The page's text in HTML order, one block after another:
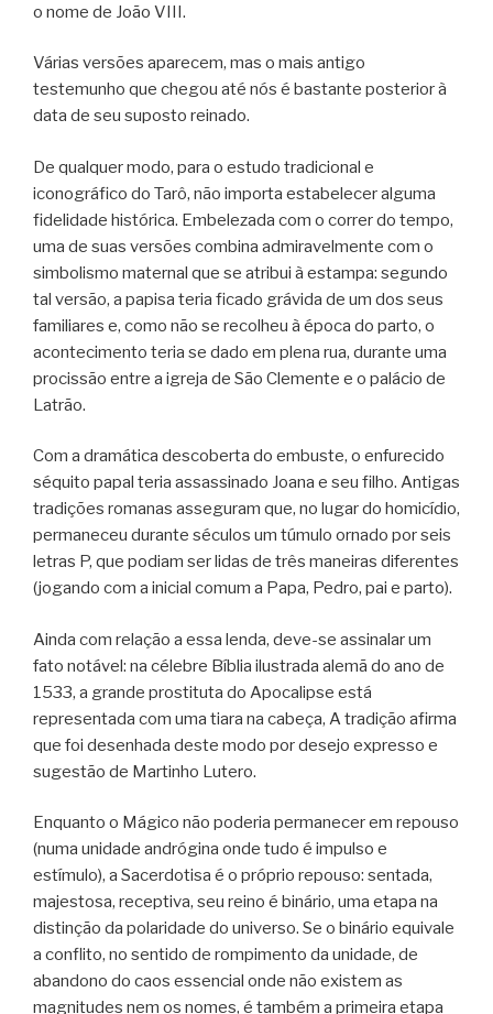
o nome de João VIII.
Várias versões aparecem, mas o mais antigo
testemunho que chegou até nós é bastante posterior à
data de seu suposto reinado.
De qualquer modo, para o estudo tradicional e
iconográfico do Tarô, não importa estabelecer alguma
fidelidade histórica. Embelezada com o correr do tempo,
uma de suas versões combina admiravelmente com o
simbolismo maternal que se atribui à estampa: segundo
tal versão, a papisa teria ficado grávida de um dos seus
familiares e, como não se recolheu à época do parto, o
acontecimento teria se dado em plena rua, durante uma
procissão entre a igreja de São Clemente e o palácio de
Latrão.
Com a dramática descoberta do embuste, o enfurecido
séquito papal teria assassinado Joana e seu filho. Antigas
tradições romanas asseguram que, no lugar do homicídio,
permaneceu durante séculos um túmulo ornado por seis
letras P, que podiam ser lidas de três maneiras diferentes
(jogando com a inicial comum a Papa, Pedro, pai e parto).
Ainda com relação a essa lenda, deve-se assinalar um
fato notável: na célebre Bíblia ilustrada alemã do ano de
1533, a grande prostituta do Apocalipse está
representada com uma tiara na cabeça, A tradição afirma
que foi desenhada deste modo por desejo expresso e
sugestão de Martinho Lutero.
Enquanto o Mágico não poderia permanecer em repouso
(numa unidade andrógina onde tudo é impulso e
estímulo), a Sacerdotisa é o próprio repouso: sentada,
majestosa, receptiva, seu reino é binário, uma etapa na
distinção da polaridade do universo. Se o binário equivale
a conflito, no sentido de rompimento da unidade, de
abandono do caos essencial onde não existem as
magnitudes nem os nomes, é também a primeira etapa